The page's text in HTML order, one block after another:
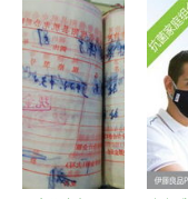
護勞動者安
全的可靠選
擇
品中